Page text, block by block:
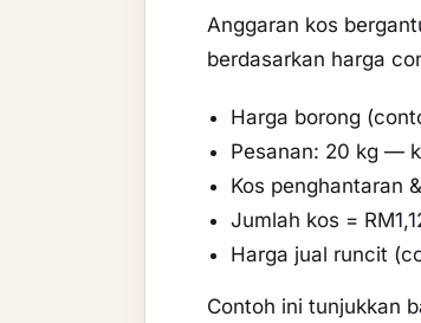
Anggaran kos
berdasarkan harga
Harga borong
Pesanan: 20 kg —
Kos penghantaran
Jumlah kos =
Harga jual runcit
Contoh ini tunjukkan